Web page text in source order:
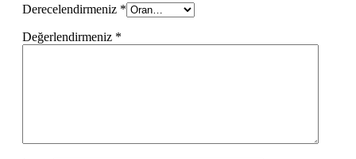
Derecelendirmeniz *
Değerlendirmeniz *